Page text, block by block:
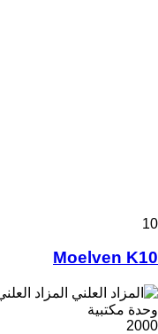
10
Moelven K10
المزاد
وحدة مكتبية
2000